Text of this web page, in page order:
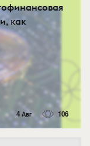
как
4 Авг 106